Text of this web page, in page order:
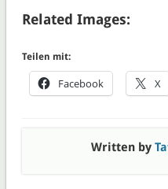
Related Images:
Teilen mit:
Facebook X
Written by